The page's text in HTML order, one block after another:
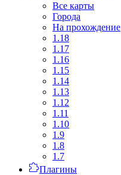
Все карты
Города
На прохождение
1.18
1.17
1.16
1.15
1.14
1.13
1.12
1.11
1.10
1.9
1.8
1.7
Плагины